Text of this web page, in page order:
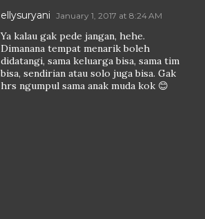
ellysuryani January 1, 2017 at 8:24 AM
Ya kalau gak pede jangan, hehe.
Dimanana tempat menarik boleh
didatangi, sama keluarga bisa, sama tim
bisa, sendirian atau solo juga bisa. Gak
hrs ngumpul sama anak muda kok 😊